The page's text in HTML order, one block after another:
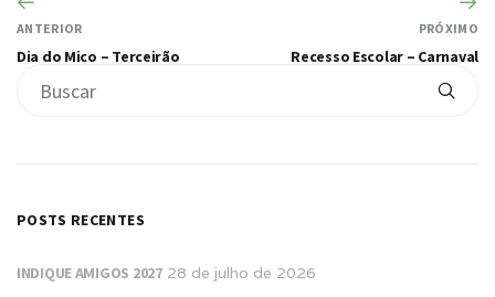
ANTERIOR
Dia do Mico – Terceirão
PRÓXIMO
Recesso Escolar – Carnaval
POSTS RECENTES
INDIQUE AMIGOS 2027 28 de julho de 2026